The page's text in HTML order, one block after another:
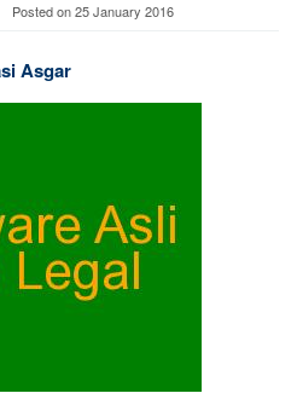
Posted on25 January 2016
Asgar